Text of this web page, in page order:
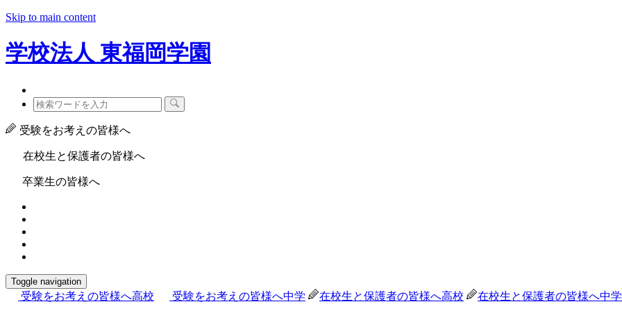
Skip to main content
学校法人 東福岡学園
受験をお考えの皆様へ
在校生と保護者の皆様へ
卒業生の皆様へ
Toggle navigation
受験をお考えの皆様へ高校 受験をお考えの皆様へ中学 在校生と保護者の皆様へ高校 在校生と保護者の皆様へ中学